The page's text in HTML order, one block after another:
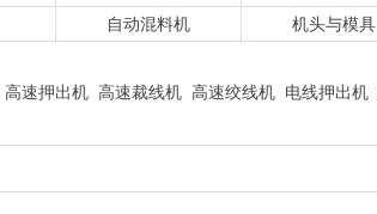
自动混料机 机头与模具
高速押出机 高速裁线机 高速绞线机 电线押出机